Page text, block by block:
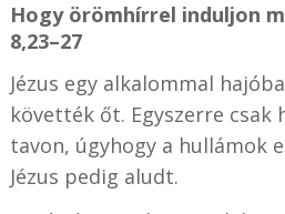
Hogy örömhírrel induljon
8,23–27
Jézus egy alkalommal
követték őt. Egyszerre csak
tavon, úgyhogy a hullámok
Jézus pedig aludt.